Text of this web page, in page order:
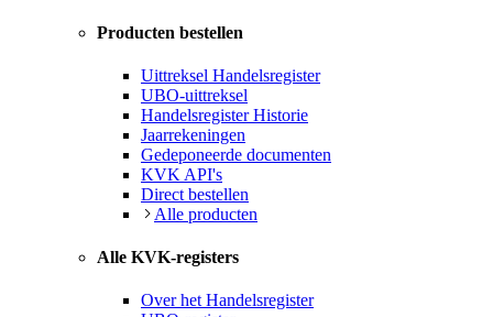
Producten bestellen
Uittreksel Handelsregister
UBO-uittreksel
Handelsregister Historie
Jaarrekeningen
Gedeponeerde documenten
KVK API's
Direct bestellen
Alle producten
Alle KVK-registers
Over het Handelsregister